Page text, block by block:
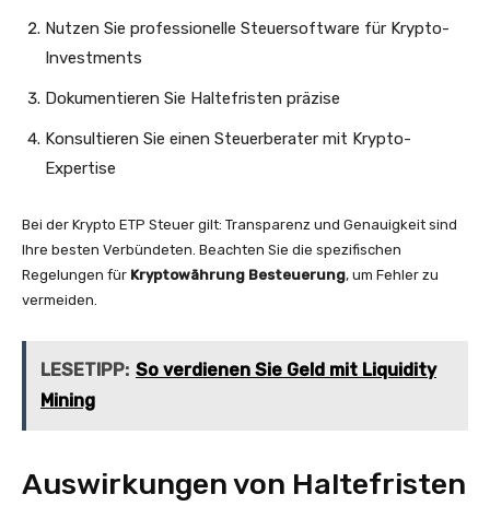
Nutzen Sie professionelle Steuersoftware für Krypto-
Investments
Dokumentieren Sie Haltefristen präzise
Konsultieren Sie einen Steuerberater mit Krypto-
Expertise
Bei der Krypto ETP Steuer gilt: Transparenz und Genauigkeit sind
Ihre besten Verbündeten. Beachten Sie die spezifischen
Regelungen für Kryptowährung Besteuerung, um Fehler zu
vermeiden.
LESETIPP: So verdienen Sie Geld mit Liquidity
Mining
Auswirkungen von Haltefristen